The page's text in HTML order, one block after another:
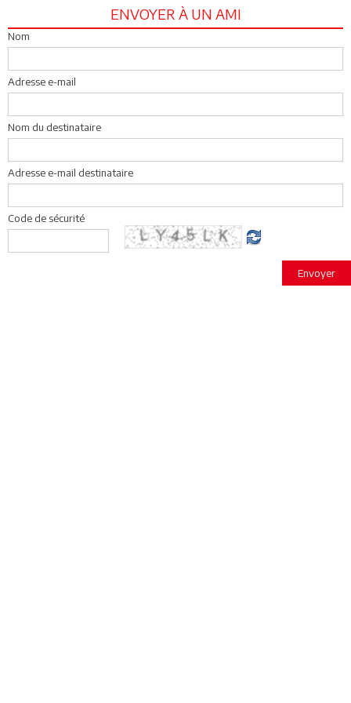
ENVOYER À UN AMI
Nom
Adresse e-mail
Nom du destinataire
Adresse e-mail destinataire
Code de sécurité
Envoyer